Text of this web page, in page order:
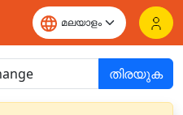
തിരയുക